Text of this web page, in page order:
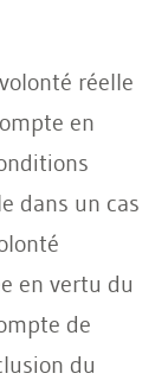
réelle
en
dans un cas
en vertu du
de
du